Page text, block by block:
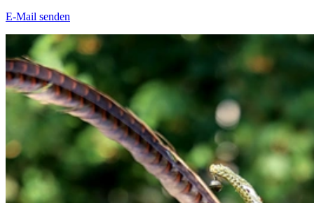
E-Mail senden